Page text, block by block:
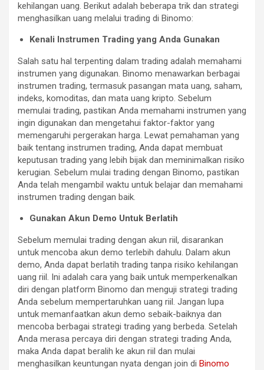
kehilangan uang. Berikut adalah beberapa trik dan strategi
menghasilkan uang melalui trading di Binomo:
Kenali Instrumen Trading yang Anda Gunakan
Salah satu hal terpenting dalam trading adalah memahami
instrumen yang digunakan. Binomo menawarkan berbagai
instrumen trading, termasuk pasangan mata uang, saham,
indeks, komoditas, dan mata uang kripto. Sebelum
memulai trading, pastikan Anda memahami instrumen yang
ingin digunakan dan mengetahui faktor-faktor yang
memengaruhi pergerakan harga. Lewat pemahaman yang
baik tentang instrumen trading, Anda dapat membuat
keputusan trading yang lebih bijak dan meminimalkan risiko
kerugian. Sebelum mulai trading dengan Binomo, pastikan
Anda telah mengambil waktu untuk belajar dan memahami
instrumen trading dengan baik.
Gunakan Akun Demo Untuk Berlatih
Sebelum memulai trading dengan akun riil, disarankan
untuk mencoba akun demo terlebih dahulu. Dalam akun
demo, Anda dapat berlatih trading tanpa risiko kehilangan
uang riil. Ini adalah cara yang baik untuk memperkenalkan
diri dengan platform Binomo dan menguji strategi trading
Anda sebelum mempertaruhkan uang riil. Jangan lupa
untuk memanfaatkan akun demo sebaik-baiknya dan
mencoba berbagai strategi trading yang berbeda. Setelah
Anda merasa percaya diri dengan strategi trading Anda,
maka Anda dapat beralih ke akun riil dan mulai
menghasilkan keuntungan nyata dengan join di Binomo